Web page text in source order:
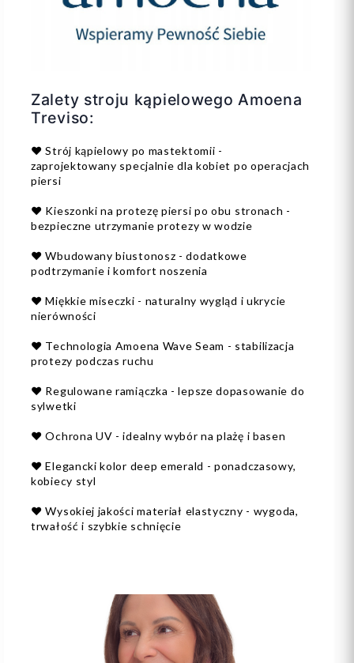
Zalety stroju kąpielowego Amoena
Treviso:
❤️ Strój kąpielowy po mastektomii -
zaprojektowany specjalnie dla kobiet po operacjach
piersi
❤️ Kieszonki na protezę piersi po obu stronach -
bezpieczne utrzymanie protezy w wodzie
❤️ Wbudowany biustonosz - dodatkowe
podtrzymanie i komfort noszenia
❤️ Miękkie miseczki - naturalny wygląd i ukrycie
nierówności
❤️ Technologia Amoena Wave Seam - stabilizacja
protezy podczas ruchu
❤️ Regulowane ramiączka - lepsze dopasowanie do
sylwetki
❤️ Ochrona UV - idealny wybór na plażę i basen
❤️ Elegancki kolor deep emerald - ponadczasowy,
kobiecy styl
❤️ Wysokiej jakości materiał elastyczny - wygoda,
trwałość i szybkie schnięcie